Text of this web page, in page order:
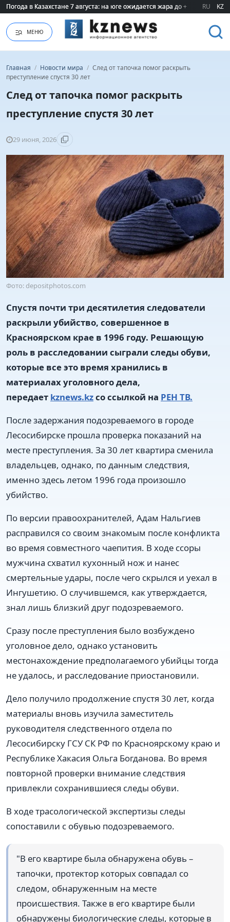
Погода в Казахстане 7 августа: на юге ожидается жара до +40 градусов
Погода в Казахстане 7 августа: на юге ожидается жара до +40 градусов
RU KZ
МЕНЮ
Главная / Новости мира / След от тапочка помог раскрыть
преступление спустя 30 лет
След от тапочка помог раскрыть
преступление спустя 30 лет
29 июня, 2026
Фото: depositphotos.com
Спустя почти три десятилетия следователи
раскрыли убийство, совершенное в
Красноярском крае в 1996 году. Решающую
роль в расследовании сыграли следы обуви,
которые все это время хранились в
материалах уголовного дела,
передает kznews.kzсо ссылкой на РЕН ТВ.
После задержания подозреваемого в городе
Лесосибирске прошла проверка показаний на
месте преступления. За 30 лет квартира сменила
владельцев, однако, по данным следствия,
именно здесь летом 1996 года произошло
убийство.
По версии правоохранителей, Адам Нальгиев
расправился со своим знакомым после конфликта
во время совместного чаепития. В ходе ссоры
мужчина схватил кухонный нож и нанес
смертельные удары, после чего скрылся и уехал в
Ингушетию. О случившемся, как утверждается,
знал лишь близкий друг подозреваемого.
Сразу после преступления было возбуждено
уголовное дело, однако установить
местонахождение предполагаемого убийцы тогда
не удалось, и расследование приостановили.
Дело получило продолжение спустя 30 лет, когда
материалы вновь изучила заместитель
руководителя следственного отдела по
Лесосибирску ГСУ СК РФ по Красноярскому краю и
Республике Хакасия Ольга Богданова. Во время
повторной проверки внимание следствия
привлекли сохранившиеся следы обуви.
В ходе трасологической экспертизы следы
сопоставили с обувью подозреваемого.
"В его квартире была обнаружена обувь –
тапочки, протектор которых совпадал со
следом, обнаруженным на месте
происшествия. Также в его квартире были
обнаружены биологические следы, которые в